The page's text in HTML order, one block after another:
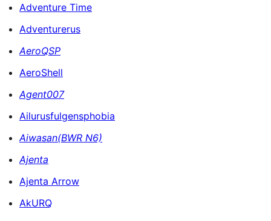
Adventure Time
Adventurerus
AeroQSP
AeroShell
Agent007
Ailurusfulgensphobia
Aiwasan(BWR N6)
Ajenta
Ajenta Arrow
AkURQ